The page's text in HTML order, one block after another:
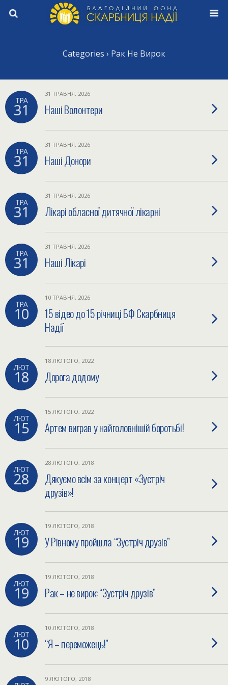
Categories › Рак Не Вирок
ТРА
31
31 ТРАВНЯ, 2026
Наші Волонтери
ТРА
31
31 ТРАВНЯ, 2026
Наші Донори
ТРА
31
31 ТРАВНЯ, 2026
Лікарі обласної дитячної лікарні
ТРА
31
31 ТРАВНЯ, 2026
Наші Лікарі
ТРА
10
10 ТРАВНЯ, 2026
15 відео до 15 річниці БФ Скарбниця
Надії
ЛЮТ
18
18 ЛЮТОГО, 2022
Дорога додому
ЛЮТ
15
15 ЛЮТОГО, 2022
Артем виграв у найголовнішій боротьбі!
ЛЮТ
28
28 ЛЮТОГО, 2018
Дякуємо всім за концерт «Зустріч
друзів»!
ЛЮТ
19
19 ЛЮТОГО, 2018
У Рівному пройшла “Зустріч друзів”
ЛЮТ
19
19 ЛЮТОГО, 2018
Рак – не вирок: “Зустріч друзів”
ЛЮТ
10
10 ЛЮТОГО, 2018
“Я – переможець!”
9 ЛЮТОГО, 2018